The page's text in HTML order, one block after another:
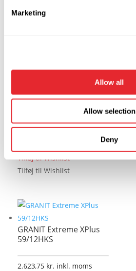
Marketing
Allow all
Allow selection
Deny
Tilføj til kurv
inkl. moms
660,00kr. Ekskl. moms
Tilføj til Wishlist
Tilføj til Wishlist
GRANIT Extreme XPlus
59/12HKS
2.623,75 kr. inkl. moms